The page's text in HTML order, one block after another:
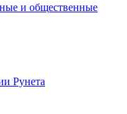
и общественные
Рунета